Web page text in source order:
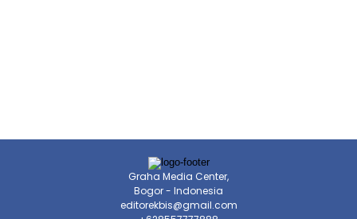
Graha Media Center,
Bogor - Indonesia
editorekbis@gmail.com